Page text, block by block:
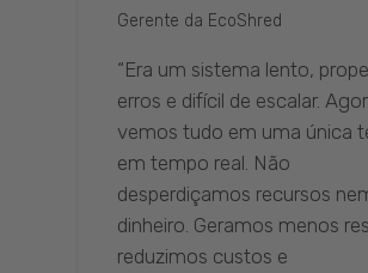
Gerente da EcoShred
“Era um sistema lento,
erros e difícil de escalar.
vemos tudo em uma única
em tempo real. Não
desperdiçamos recursos
dinheiro. Geramos menos
reduzimos custos e